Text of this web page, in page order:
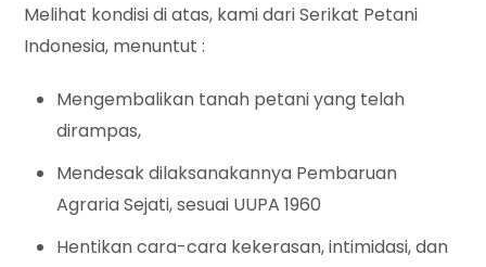
Melihat kondisi di atas, kami dari Serikat Petani
Indonesia, menuntut :
Mengembalikan tanah petani yang telah
dirampas,
Mendesak dilaksanakannya Pembaruan
Agraria Sejati, sesuai UUPA 1960
Hentikan cara-cara kekerasan, intimidasi, dan